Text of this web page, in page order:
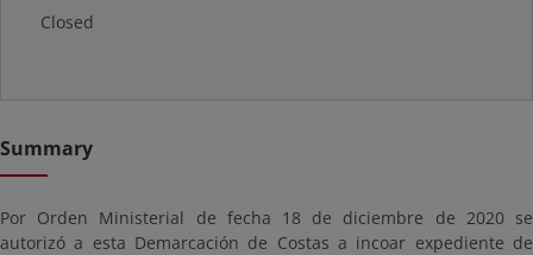
Closed
Summary
Por Orden Ministerial de fecha 18 de diciembre de 2020 se
autorizó a esta Demarcación de Costas a incoar expediente de